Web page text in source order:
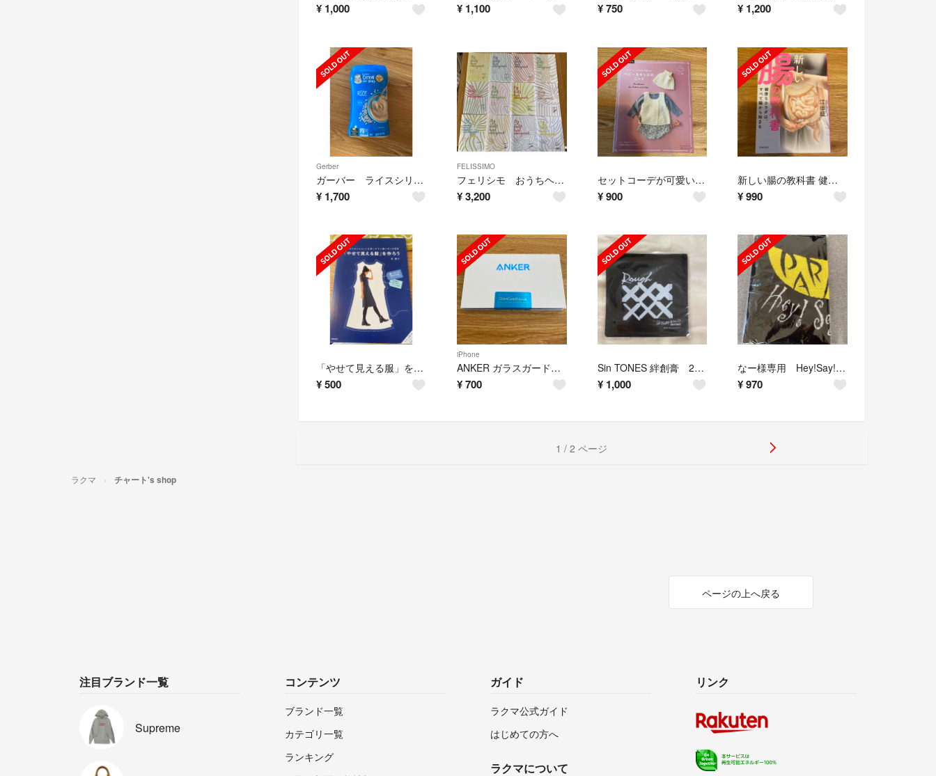
¥ 1,000 ¥ 1,100 ¥ 750 ¥ 1,200
Gerber
ガーバー ライスシリアル 大容量454g
¥ 1,700
FELISSIMO
フェリシモ おうちヘアアレンジ冊子のみ
¥3,200
セットコーデが可愛い手編みベビー＆キッズのニット
¥ 900
新しい腸の教科書 健康なカラダは、すべて腸から始まる
¥990
「やせて見える服」を作ろう
¥500
iPhone
ANKER ガラスガード iPhoneX 2枚入り
¥700
Sin TONES 絆創膏 2019ツアーグッズ
¥ 1,000
なー様専用 Hey!Say!JUMP タオル
¥970
1 / 2 ページ
ラクマ チャート's shop
ページの上へ戻る
注目ブランド一覧
Supreme
コンテンツ
ブランド一覧
カテゴリ一覧
ランキング
ガイド
ラクマ公式ガイド
はじめての方へ
ラクマについて
リンク